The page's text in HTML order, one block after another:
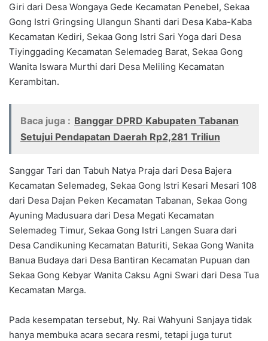
Giri dari Desa Wongaya Gede Kecamatan Penebel, Sekaa
Gong Istri Gringsing Ulangun Shanti dari Desa Kaba-Kaba
Kecamatan Kediri, Sekaa Gong Istri Sari Yoga dari Desa
Tiyinggading Kecamatan Selemadeg Barat, Sekaa Gong
Wanita Iswara Murthi dari Desa Meliling Kecamatan
Kerambitan.
Baca juga : Banggar DPRD Kabupaten Tabanan
Setujui Pendapatan Daerah Rp2,281 Triliun
Sanggar Tari dan Tabuh Natya Praja dari Desa Bajera
Kecamatan Selemadeg, Sekaa Gong Istri Kesari Mesari 108
dari Desa Dajan Peken Kecamatan Tabanan, Sekaa Gong
Ayuning Madusuara dari Desa Megati Kecamatan
Selemadeg Timur, Sekaa Gong Istri Langen Suara dari
Desa Candikuning Kecamatan Baturiti, Sekaa Gong Wanita
Banua Budaya dari Desa Bantiran Kecamatan Pupuan dan
Sekaa Gong Kebyar Wanita Caksu Agni Swari dari Desa Tua
Kecamatan Marga.
Pada kesempatan tersebut, Ny. Rai Wahyuni Sanjaya tidak
hanya membuka acara secara resmi, tetapi juga turut